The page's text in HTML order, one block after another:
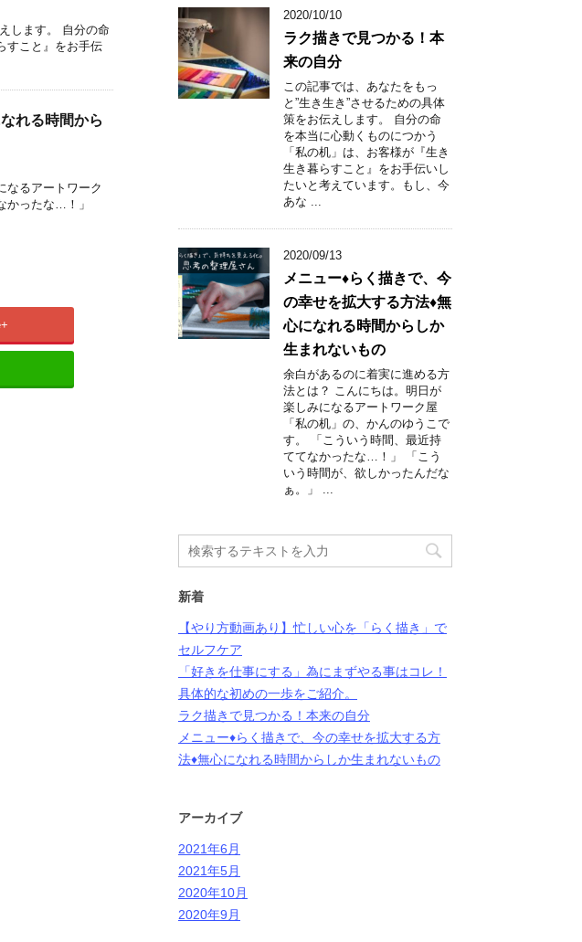
します。 自分の命
すこと』をお手伝
れる時間から
なるアートワーク
かったな…！」
2020/10/10
ラク描きで見つかる！本
来の自分
この記事では、あなたをもっ
と”生き生き”させるための具体
策をお伝えします。 自分の命
を本当に心動くものにつかう
「私の机」は、お客様が『生き
生き暮らすこと』をお手伝いし
たいと考えています。もし、今
あな ...
2020/09/13
メニュー♦︎らく描きで、今
の幸せを拡大する方法♦︎無
心になれる時間からしか
生まれないもの
余白があるのに着実に進める方
法とは？ こんにちは。明日が
楽しみになるアートワーク屋
「私の机」の、かんのゆうこで
す。 「こういう時間、最近持
ててなかったな…！」 「こう
いう時間が、欲しかったんだな
ぁ。」 ...
新着
【やり方動画あり】忙しい心を「らく描き」で
セルフケア
「好きを仕事にする」為にまずやる事はコレ！
具体的な初めの一歩をご紹介。
ラク描きで見つかる！本来の自分
メニュー♦︎らく描きで、今の幸せを拡大する方
法♦︎無心になれる時間からしか生まれないもの
アーカイブ
2021年6月
2021年5月
2020年10月
2020年9月